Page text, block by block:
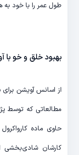
طول عمر را با خود
بهبود خلق و خو با
از اسانس آویشن
مطالعاتی که توسط
حاوی ماده
کارشان شادی‌بخشی